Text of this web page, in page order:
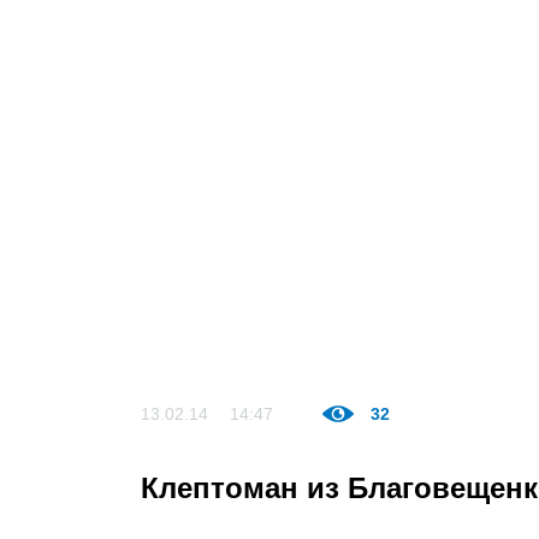
13.02.14 14:47 32
Клептоман из